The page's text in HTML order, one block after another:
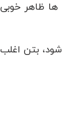
ظاهر خوبی
بتن اغلب